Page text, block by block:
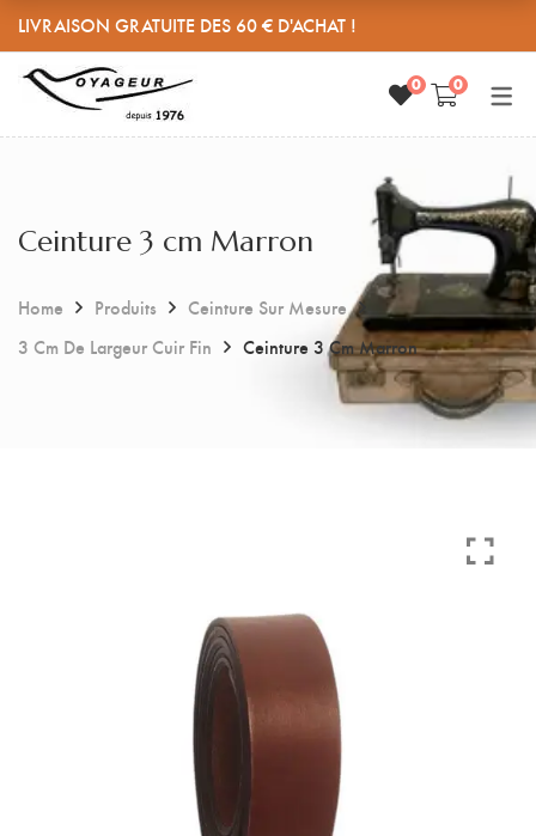
L’ATELIER
MEDIAS
CONTACT
SANDALES CUIR REGLABLES
Pieds larges
Accessoires
PETITE MAROQUINERIE
Range câbles
LIVRAISON GRATUITE DES 60 € D'ACHAT !
0 0
Ceinture 3 cm Marron
Home Produits
Ceinture Sur Mesure
3 Cm De Largeur Cuir Fin
Ceinture 3 Cm Marron